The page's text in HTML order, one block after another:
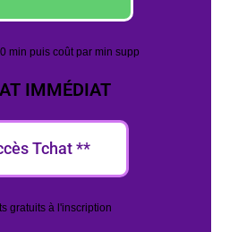
min puis coût par min supp
IMMÉDIAT
Tchat **
gratuits à l'inscription